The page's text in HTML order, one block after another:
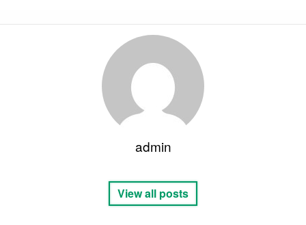
admin
View all posts